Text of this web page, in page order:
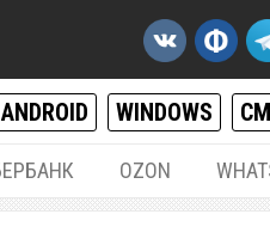
ANDROID WINDOWS
OZON